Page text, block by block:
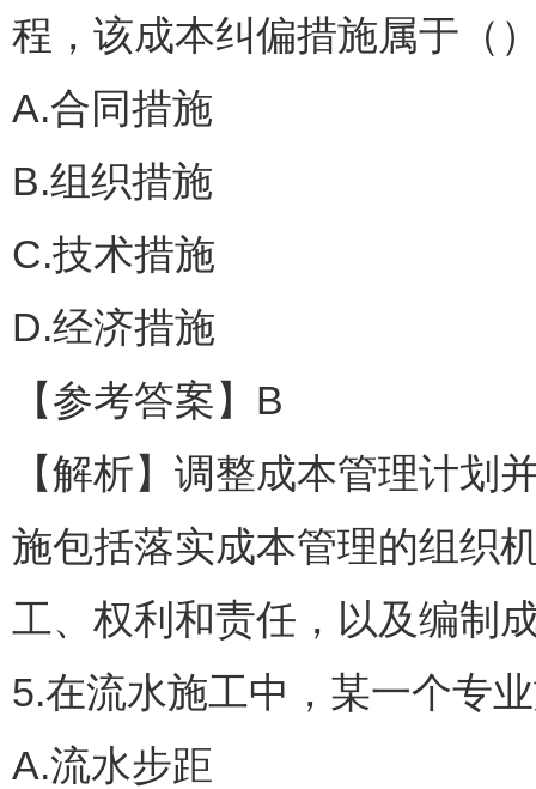
程，该成本纠偏措施属于（
A.合同措施
B.组织措施
C.技术措施
D.经济措施
【参考答案】B
【解析】调整成本管理计划
施包括落实成本管理的组织
工、权利和责任，以及编制
5.在流水施工中，某一个专
A.流水步距